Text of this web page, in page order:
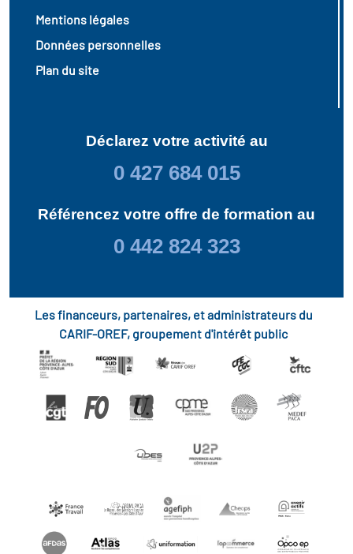
Mentions légales
Données personnelles
Plan du site
Déclarez votre activité au
0 427 684 015
Référencez votre offre de formation au
0 442 824 323
Les financeurs, partenaires, et administrateurs du
CARIF-OREF, groupement d'intérêt public